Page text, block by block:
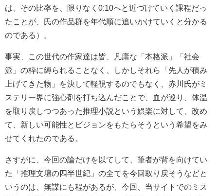
は、その比率を、限りなく0:10へと近づけていく課程だっ
たことが、氏の作品群を年代順に追いかけていくと分かる
のである）。
事実、この世代の作家達は皆、凡庸な「本格派」「社会
派」の枠に縛られることなく、しかしそれら「先人が積み
上げてきた物」を決して軽視するのでもなく、赤川氏がミ
ステリー界に強心剤を打ち込んだことで、血が巡り、体温
を取り戻しつつあった推理小説という娯楽に対して、改め
て、新しい可能性とビジョンをもたらそうという希望をみ
せてくれたのである。
さすがに、今回の論だけを以てして、筆者が背を向けてい
た「推理文壇の四半世紀」の全てを今回取り戻そうなどと
いうのは、無謀にも程があるが、今回、当サイトでのミス